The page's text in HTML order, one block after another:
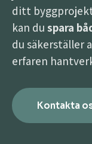
ditt
kan du spara
du säkerställer
erfaren
Kontakta